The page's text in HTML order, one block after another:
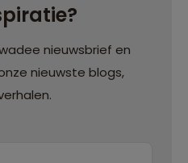
nieuwsbrief en
nieuwste blogs,